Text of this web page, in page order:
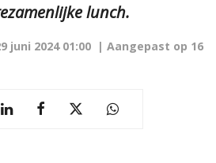
lunch.
juni 2024 01:00 | Aangepast op 16